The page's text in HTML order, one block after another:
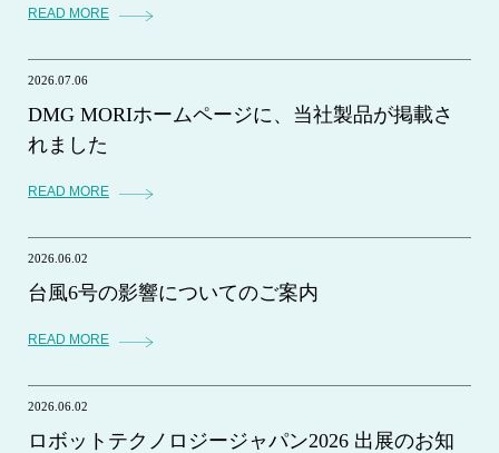
READ MORE
2026.07.06
DMG MORIホームページに、当社製品が掲載さ
れました
READ MORE
2026.06.02
台風6号の影響についてのご案内
READ MORE
2026.06.02
ロボットテクノロジージャパン2026 出展のお知